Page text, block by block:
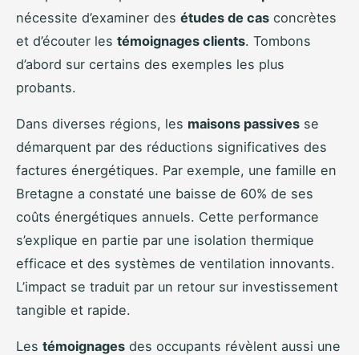
nécessite d’examiner des études de cas concrètes
et d’écouter les témoignages clients. Tombons
d’abord sur certains des exemples les plus
probants.
Dans diverses régions, les maisons passives se
démarquent par des réductions significatives des
factures énergétiques. Par exemple, une famille en
Bretagne a constaté une baisse de 60% de ses
coûts énergétiques annuels. Cette performance
s’explique en partie par une isolation thermique
efficace et des systèmes de ventilation innovants.
L’impact se traduit par un retour sur investissement
tangible et rapide.
Les témoignages des occupants révèlent aussi une